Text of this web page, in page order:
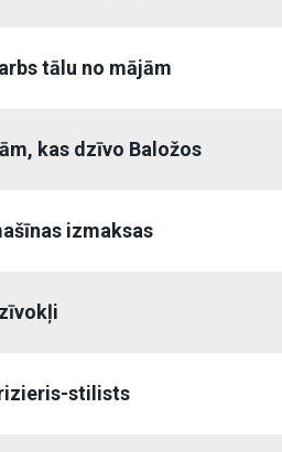
tālu no mājām
kas dzīvo Baložos
izmaksas
stilists